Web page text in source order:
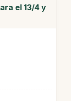
el 13/4 y